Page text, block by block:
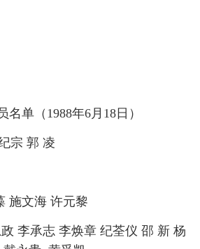
名单（1988年6月18日）
宗 郭 凌
施文海 许元黎
李承志 李焕章 纪荃仪 邵 新 杨